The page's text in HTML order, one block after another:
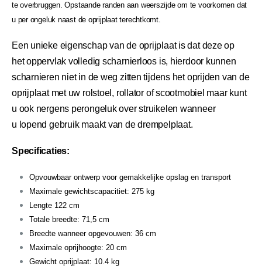
te overbruggen. Opstaande randen aan weerszijde om te voorkomen dat
u per ongeluk naast de oprijplaat terechtkomt.
Een unieke eigenschap van de oprijplaat is dat deze op
hetoppervlak volledig scharnierloos is, hierdoor kunnen
scharnieren niet in de weg zitten tijdens het oprijden van de
oprijplaat met uw rolstoel, rollator of scootmobiel maar kunt
u ook nergens perongeluk over struikelen wanneer
u lopend gebruik maakt van de drempelplaat.
Specificaties:
Opvouwbaar ontwerp voor gemakkelijke opslag en transport
Maximale gewichtscapacitiet: 275 kg
Lengte 122 cm
Totale breedte: 71,5 cm
Breedte wanneer opgevouwen: 36 cm
Maximale oprijhoogte: 20 cm
Gewicht oprijplaat: 10.4 kg